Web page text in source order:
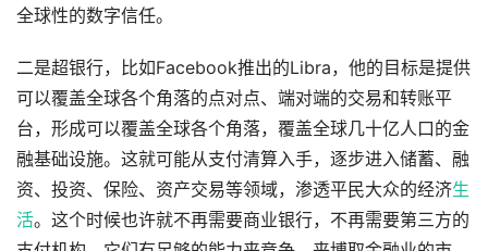
全球性的数字信任。
二是超银行，比如Facebook推出的Libra，他的目标是提供
可以覆盖全球各个角落的点对点、端对端的交易和转账平
台，形成可以覆盖全球各个角落，覆盖全球几十亿人口的金
融基础设施。这就可能从支付清算入手，逐步进入储蓄、融
资、投资、保险、资产交易等领域，渗透平民大众的经济生
活。这个时候也许就不再需要商业银行，不再需要第三方的